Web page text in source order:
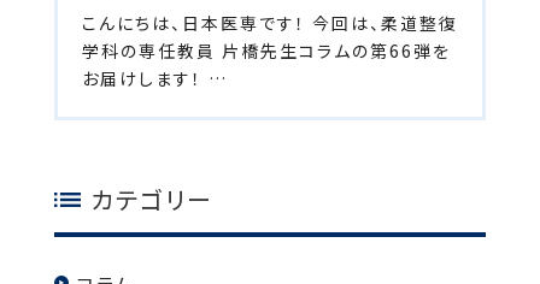
こんにちは、日本医専です！ 今回は、柔道整復
学科の専任教員 片橋先生コラムの第66弾を
お届けします！ …
カテゴリー